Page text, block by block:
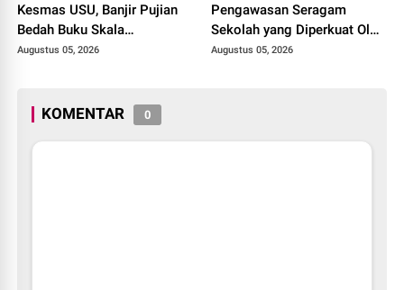
Kesmas USU, Banjir Pujian
Bedah Buku Skala
International dari 70 Ribu
Augustus 05, 2026
Pengawasan Seragam
Sekolah yang Diperkuat Oleh
Peryataan Plt. KADISDIK
Augustus 05, 2026
KOMENTAR 0